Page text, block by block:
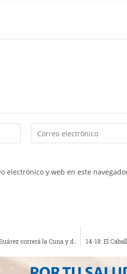
electrónico y web en este
El atleta paralímpico Alberto Suárez correrá la Cuna y dara una conferencia